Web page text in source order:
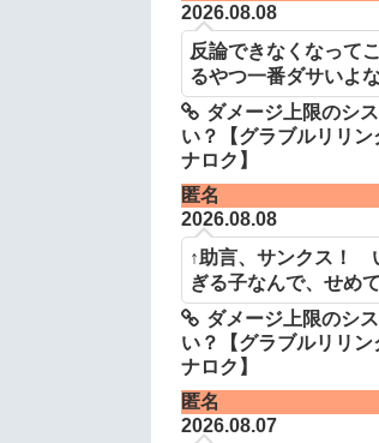
2026.08.08
反論できなくなって
るやつ一番ダサいよ
ダメージ上限のシ
い？【グラブルリリ
ナロク】
匿名
2026.08.08
↑助言、サンクス！
ぎる子なんで、せめ
ダメージ上限のシ
い？【グラブルリリ
ナロク】
匿名
2026.08.07